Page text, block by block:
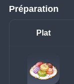
Préparation
Plat